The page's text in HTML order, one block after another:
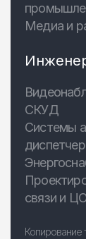
Медиа и
СКУД
Системы
связи и
Копирование